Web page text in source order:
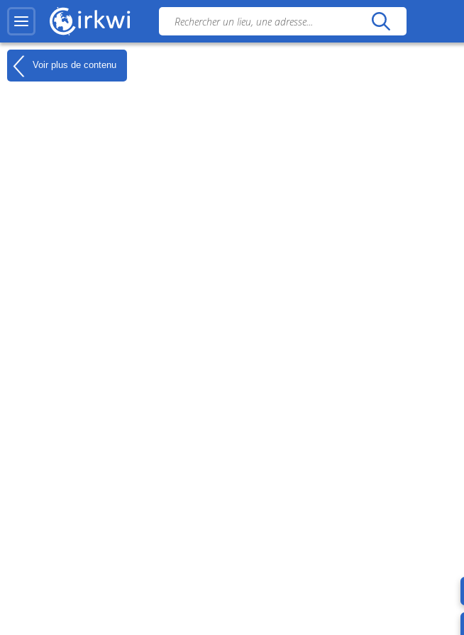
Voir plus de contenu